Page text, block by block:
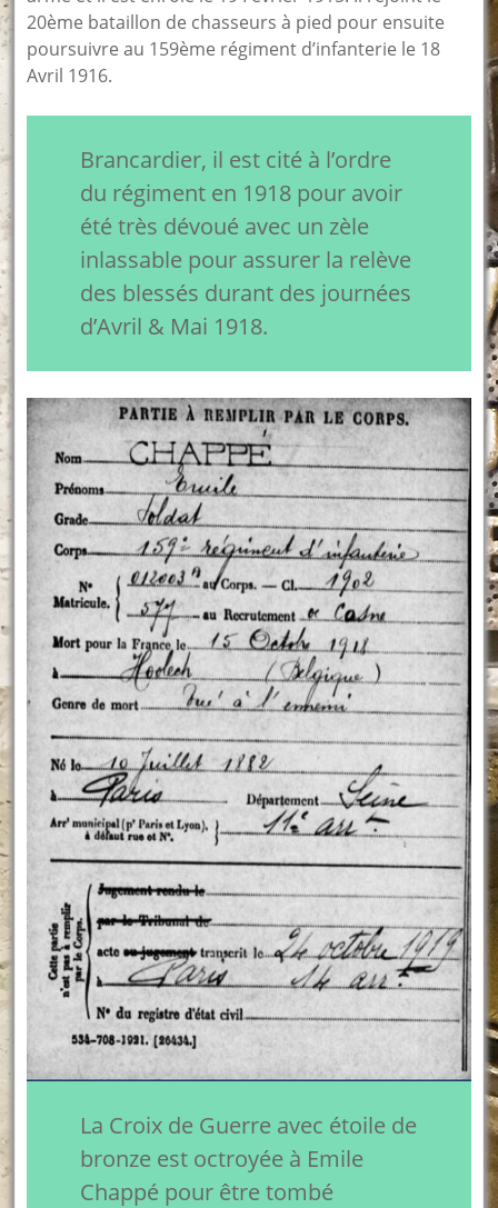
20ème bataillon de chasseurs à pied pour ensuite
poursuivre au 159ème régiment d’infanterie le 18
Avril 1916.
Brancardier, il est cité à l’ordre
du régiment en 1918 pour avoir
été très dévoué avec un zèle
inlassable pour assurer la relève
des blessés durant des journées
d’Avril & Mai 1918.
La Croix de Guerre avec étoile de
bronze est octroyée à Emile
Chappé pour être tombé